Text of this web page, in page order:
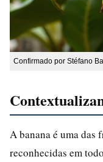
Confirmado por Stéfano
A banana é uma das
reconhecidas em